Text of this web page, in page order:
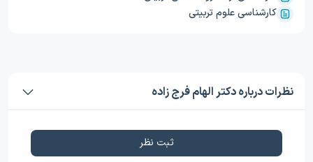
کارشناسی علوم تربیتی
نظرات درباره دکتر الهام فرج زاده
ثبت نظر